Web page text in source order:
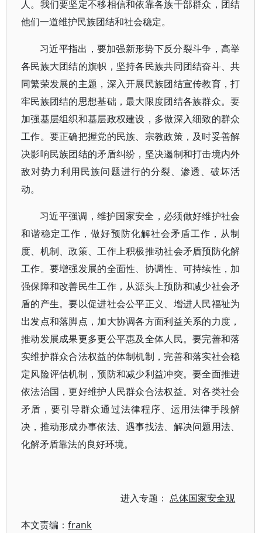
人。我们要坚定不移相信和依靠各族干部群众，团结
他们一道维护民族团结和社会稳定。
习近平指出，要加强新形势下反分裂斗争，高举
各民族大团结的旗帜，坚持各民族共同团结奋斗、共
同繁荣发展的主题，深入开展民族团结宣传教育，打
牢民族团结的思想基础，最大限度团结各族群众。要
加强基层组织和基层政权建设，多做深入细致的群众
工作。要正确把握党的民族、宗教政策，及时妥善解
决影响民族团结的矛盾纠纷，坚决遏制和打击境内外
敌对势力利用民族问题进行的分裂、渗透、破坏活
动。
习近平强调，维护国家安全，必须做好维护社会
和谐稳定工作，做好预防化解社会矛盾工作，从制
度、机制、政策、工作上积极推动社会矛盾预防化解
工作。要增强发展的全面性、协调性、可持续性，加
强保障和改善民生工作，从源头上预防和减少社会矛
盾的产生。要以促进社会公平正义、增进人民福祉为
出发点和落脚点，加大协调各方面利益关系的力度，
推动发展成果更多更公平惠及全体人民。要完善和落
实维护群众合法权益的体制机制，完善和落实社会稳
定风险评估机制，预防和减少利益冲突。要全面推进
依法治国，更好维护人民群众合法权益。对各类社会
矛盾，要引导群众通过法律程序、运用法律手段解
决，推动形成办事依法、遇事找法、解决问题用法、
化解矛盾靠法的良好环境。
进入专题：总体国家安全观
本文责编： frank